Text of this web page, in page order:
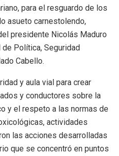
para el resguardo de los
asueto carnestolendo,
presidente Nicolás Maduro
Política, Seguridad
Cabello.
y aula vial para crear
y conductores sobre la
y el respeto a las normas de
actividades
las acciones desarrolladas
que se concentró en puntos